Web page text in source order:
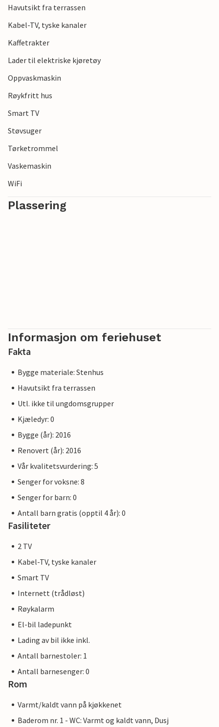
Havutsikt fra terrassen
Kabel-TV, tyske kanaler
Kaffetrakter
Lader til elektriske kjøretøy
Oppvaskmaskin
Røykfritt hus
Smart TV
Støvsuger
Tørketrommel
Vaskemaskin
WiFi
Plassering
Informasjon om feriehuset
Fakta
Bygge materiale: Stenhus
Havutsikt fra terrassen
Utl. ikke til ungdomsgrupper
Kjæledyr: 0
Bygge (år): 2016
Renovert (år): 2016
Vår kvalitetsvurdering: 5
Senger for voksne: 8
Senger for barn: 0
Antall barn gratis (opptil 4 år): 0
Fasiliteter
2 TV
Kabel-TV, tyske kanaler
Smart TV
Internett (trådløst)
Røykalarm
El-bil ladepunkt
Lading av bil ikke inkl.
Antall barnestoler: 1
Antall barnesenger: 0
Rom
Varmt/kaldt vann på kjøkkenet
Baderom nr. 1 - WC: Varmt og kaldt vann, Dusj